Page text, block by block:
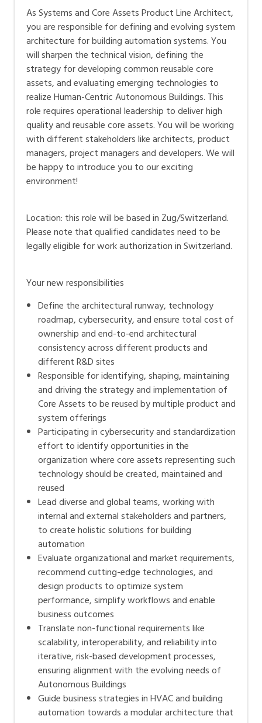
Wir bieten dir ein modernes und attraktives
Arbeitsumfeld. Du hast die Möglichkeit, da zu
arbeiten, wo du am produktivsten bist. Ob dies zu
Hause, im Büro oder unterwegs ist, ist dir überlassen.
Für uns sind unsere Büros deshalb auch ein Ort der
Begegnung, wo wir uns austauschen und zusammen
an den Lösungen von morgen arbeiten. Unsere
Schweizer Hauptstandorte befinden sich in Zug,
Zürich und Wallisellen.
Neugierig geworden?
Hier findest du mehr heraus.
As Systems and Core Assets Product Line Architect,
you are responsible for defining and evolving system
architecture for building automation systems. You
will sharpen the technical vision, defining the
strategy for developing common reusable core
assets, and evaluating emerging technologies to
realize Human-Centric Autonomous Buildings. This
role requires operational leadership to deliver high
quality and reusable core assets. You will be working
with different stakeholders like architects, product
managers, project managers and developers. We will
be happy to introduce you to our exciting
environment!
Location: this role will be based in Zug/Switzerland.
Please note that qualified candidates need to be
legally eligible for work authorization in Switzerland.
Your new responsibilities
Define the architectural runway, technology
roadmap, cybersecurity, and ensure total cost of
ownership and end-to-end architectural
consistency across different products and
different R&D sites
Responsible for identifying, shaping, maintaining
and driving the strategy and implementation of
Core Assets to be reused by multiple product and
system offerings
Participating in cybersecurity and standardization
effort to identify opportunities in the
organization where core assets representing such
technology should be created, maintained and
reused
Lead diverse and global teams, working with
internal and external stakeholders and partners,
to create holistic solutions for building
automation
Evaluate organizational and market requirements,
recommend cutting-edge technologies, and
design products to optimize system
performance, simplify workflows and enable
business outcomes
Translate non-functional requirements like
scalability, interoperability, and reliability into
iterative, risk-based development processes,
ensuring alignment with the evolving needs of
Autonomous Buildings
Guide business strategies in HVAC and building
automation towards a modular architecture that